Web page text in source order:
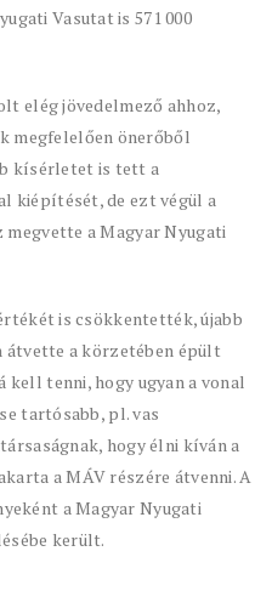
Vasutat is 571 000
elég jövedelmező ahhoz,
megfelelően önerőből
kísérletet is tett a
kiépítését, de ezt végül a
a Magyar Nyugati
is csökkentették, újabb
átvette a körzetében épült
tenni, hogy ugyan a vonal
tartósabb, pl. vas
hogy élni kíván a
a MÁV részére átvenni. A
a Magyar Nyugati
került.